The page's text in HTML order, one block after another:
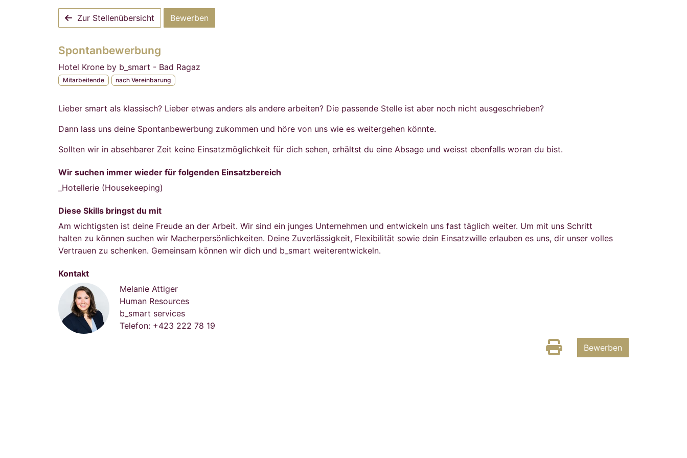
Zur Stellenübersicht Bewerben
Spontanbewerbung
Hotel Krone by b_smart - Bad Ragaz
Mitarbeitende nach Vereinbarung
Lieber smart als klassisch? Lieber etwas anders als andere arbeiten? Die passende Stelle ist aber noch nicht ausgeschrieben?
Dann lass uns deine Spontanbewerbung zukommen und höre von uns wie es weitergehen könnte.
Sollten wir in absehbarer Zeit keine Einsatzmöglichkeit für dich sehen, erhältst du eine Absage und weisst ebenfalls woran du bist.
Wir suchen immer wieder für folgenden Einsatzbereich
_Hotellerie (Housekeeping)
Diese Skills bringst du mit
Am wichtigsten ist deine Freude an der Arbeit. Wir sind ein junges Unternehmen und entwickeln uns fast täglich weiter. Um mit uns Schritt
halten zu können suchen wir Macherpersönlichkeiten. Deine Zuverlässigkeit, Flexibilität sowie dein Einsatzwille erlauben es uns, dir unser volles
Vertrauen zu schenken. Gemeinsam können wir dich und b_smart weiterentwickeln.
Kontakt
Melanie Attiger
Human Resources
b_smart services
Telefon: +423 222 78 19
Bewerben